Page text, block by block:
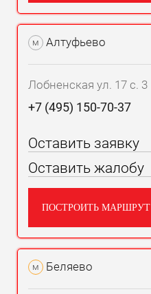
м Алтуфьево
Лобненская ул. 17 с. 3
+7 (495) 150-70-37
Оставить заявку
Оставить жалобу
ПОСТРОИТЬ МАРШРУТ
м Беляево